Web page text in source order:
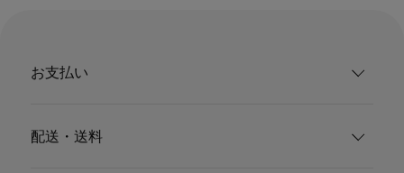
お支払い
配送・送料